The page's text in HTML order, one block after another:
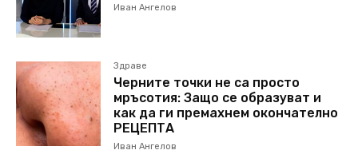
Иван Ангелов
Здраве
Черните точки не са просто
мръсотия: Защо се образуват и
как да ги премахнем окончателно
РЕЦЕПТА
Иван Ангелов